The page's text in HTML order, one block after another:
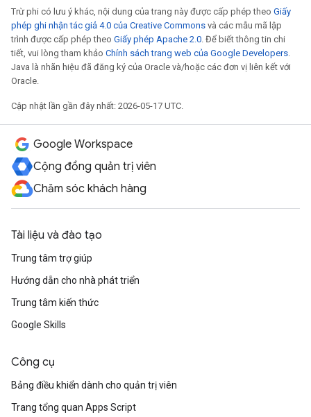
Trừ phi có lưu ý khác, nội dung của trang này được cấp phép theo Giấy
phép ghi nhận tác giả 4.0 của Creative Commons và các mẫu mã lập
trình được cấp phép theo Giấy phép Apache 2.0. Để biết thông tin chi
tiết, vui lòng tham khảo Chính sách trang web của Google Developers.
Java là nhãn hiệu đã đăng ký của Oracle và/hoặc các đơn vị liên kết với
Oracle.
Cập nhật lần gần đây nhất: 2026-05-17 UTC.
Google Workspace
Cộng đồng quản trị viên
Chăm sóc khách hàng
Tài liệu và đào tạo
Trung tâm trợ giúp
Hướng dẫn cho nhà phát triển
Trung tâm kiến thức
Google Skills
Công cụ
Bảng điều khiển dành cho quản trị viên
Trang tổng quan Apps Script